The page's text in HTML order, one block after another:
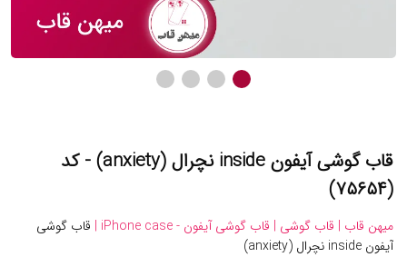
قاب گوشی آیفون inside نچرال (anxiety) - کد
(۷۵۶۵۴)
میهن قاب | قاب گوشی | قاب گوشی آیفون - iPhone case |
قاب گوشی
آیفون inside نچرال (anxiety)